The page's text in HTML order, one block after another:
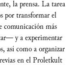
la prensa. La tarea
por transformar el
comunicación más
y a experimentar
así como a organizar
en el Proletkult